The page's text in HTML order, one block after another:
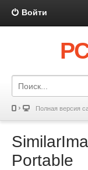
Войти
Полная версия
Portable